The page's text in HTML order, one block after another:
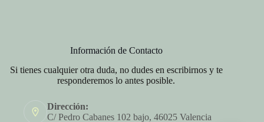
Información de Contacto
Si tienes cualquier otra duda, no dudes en escribirnos y te
responderemos lo antes posible.
Dirección:
C/ Pedro Cabanes 102 bajo, 46025 Valencia